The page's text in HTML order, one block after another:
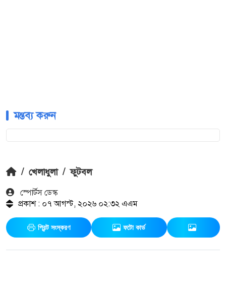
মন্তব্য করুন
/ খেলাধুলা / ফুটবল
স্পোর্টস ডেস্ক
প্রকাশ : ০৭ আগস্ট, ২০২৬ ০২:৩২ এএম
প্রিন্ট সংস্করণ ফটো কার্ড